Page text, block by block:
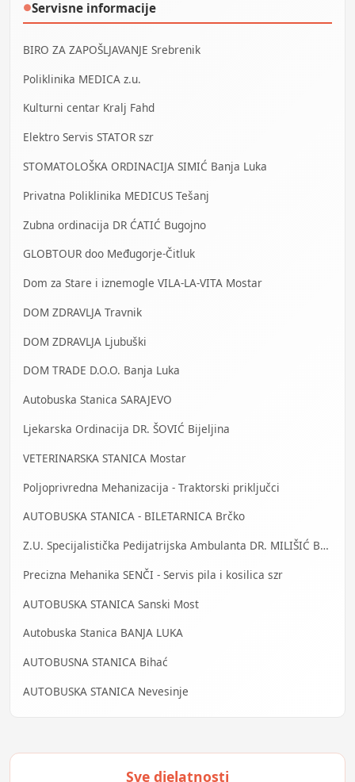
●Servisne informacije
BIRO ZA ZAPOŠLJAVANJE Srebrenik
Poliklinika MEDICA z.u.
Kulturni centar Kralj Fahd
Elektro Servis STATOR szr
STOMATOLOŠKA ORDINACIJA SIMIĆ Banja Luka
Privatna Poliklinika MEDICUS Tešanj
Zubna ordinacija DR ĆATIĆ Bugojno
GLOBTOUR doo Međugorje-Čitluk
Dom za Stare i iznemogle VILA-LA-VITA Mostar
DOM ZDRAVLJA Travnik
DOM ZDRAVLJA Ljubuški
DOM TRADE D.O.O. Banja Luka
Autobuska Stanica SARAJEVO
Ljekarska Ordinacija DR. ŠOVIĆ Bijeljina
VETERINARSKA STANICA Mostar
Poljoprivredna Mehanizacija - Traktorski priključci
AUTOBUSKA STANICA - BILETARNICA Brčko
Z.U. Specijalistička Pedijatrijska Ambulanta DR. MILIŠIĆ Banja Luka
Precizna Mehanika SENČI - Servis pila i kosilica szr
AUTOBUSKA STANICA Sanski Most
Autobuska Stanica BANJA LUKA
AUTOBUSNA STANICA Bihać
AUTOBUSKA STANICA Nevesinje